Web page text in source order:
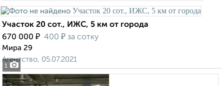
1
Участок 20 сот., ИЖС, 5 км от города
670 000 ₽ 400 ₽ за сотку
Мира 29
Агентство, 05.07.2021